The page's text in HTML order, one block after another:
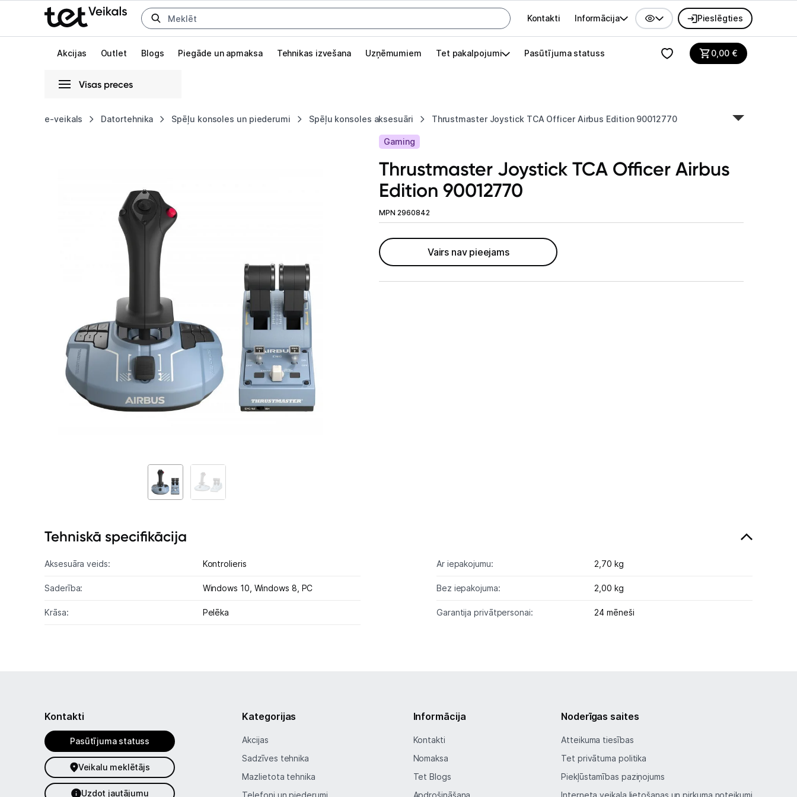
Uz kategorijam Uz galveno saturu
Galvenes izvēlne
Kontakti Informācija Pieslēgties
Akcijas Outlet Blogs Piegāde un apmaksa Tehnikas izvešana Uzņēmumiem Tet pakalpojumi Pasūtījuma statuss 0,00€
Visas preces
e-veikals Datortehnika Spēļu konsoles un piederumi Spēļu konsoles aksesuāri Thrustmaster Joystick TCA Officer Airbus Edition 90012770
Pieslēgties
Izvēlies kāroto ierīci izdevīgāk!
Televizori un piederumi
Tet Virszemes televīzija
TV iekārtas
Spēļu konsoles
Sony PlayStation
Microsoft Xbox
Nintendo Switch
Stacionārie datori un piederumi
Spēļu konsoles un piederumi
Microsoft Xbox
Gaming
Thrustmaster Joystick TCA Officer Airbus
Edition 90012770
MPN 2960842
Vairs nav pieejams
Tehniskā specifikācija
Aksesuāra veids: Kontrolieris
Saderība: Windows 10, Windows 8, PC
Krāsa: Pelēka
Ar iepakojumu: 2,70 kg
Bez iepakojuma: 2,00 kg
Garantija privātpersonai: 24 mēneši
Kontakti
Pasūtījuma statuss
Veikalu meklētājs
Uzdot jautājumu
Kategorijas
Akcijas
Sadzīves tehnika
Mazlietota tehnika
Telefoni un piederumi
Informācija
Kontakti
Nomaksa
Tet Blogs
Apdrošināšana
Noderīgas saites
Atteikuma tiesības
Tet privātuma politika
Piekļūstamības paziņojums
Interneta veikala lietošanas un pirkuma noteikumi